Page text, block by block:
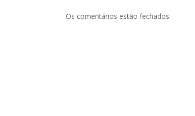
Os comentários estão fechados.